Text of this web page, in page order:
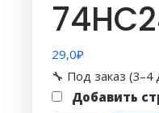
29,0₽
🔧 Под заказ (3–4
Добавить